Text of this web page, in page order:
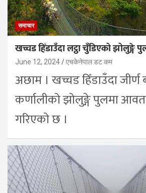
समाचार
खच्चड हिँडाउँदा लट्ठा चुँडिएको झोलुङ्गे
June 12, 2024 एचकेनेपाल डट कम
अछाम । खच्चड हिँडाउँदा
कर्णालीको झोलुङ्गे पुलमा
गरिएको छ ।